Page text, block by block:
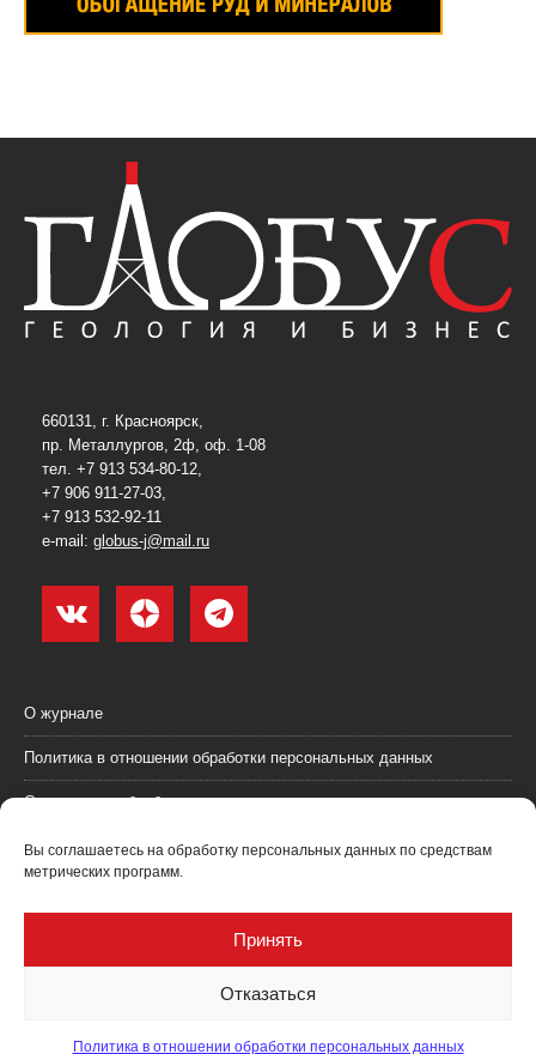
Вы соглашаетесь на обработку персональных данных по средствам
метрических программ.
Принять
Отказаться
Политика в отношении обработки персональных данных
660131, г. Красноярск,
пр. Металлургов, 2ф, оф. 1-08
тел. +7 913 534-80-12,
+7 906 911-27-03,
+7 913 532-92-11
e-mail: globus-j@mail.ru
О журнале
Политика в отношении обработки персональных данных
Согласие на обработку персональных данных
Пользовательское соглашение (оферта)